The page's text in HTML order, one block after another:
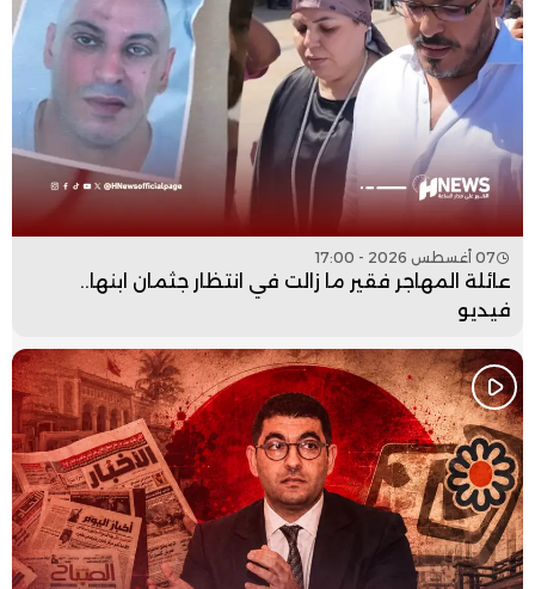
07 أغسطس 2026 - 17:00
عائلة المهاجر فقير ما زالت في انتظار جثمان ابنها..
فيديو